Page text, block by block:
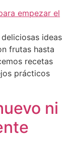
ideas
frutas hasta
recetas
prácticos
ni